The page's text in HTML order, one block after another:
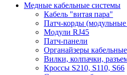
Медные кабельные системы
Кабель "витая пара"
Патч-корды
Модули RJ45
Патч-панели
Органайзеры кабельные
Вилки, колпачки,
Кроссы S210, S110, S66